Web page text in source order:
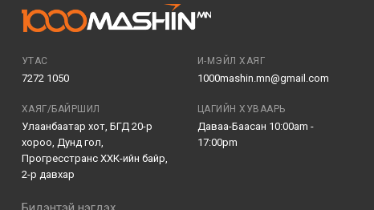
УТАС
7272 1050
И-МЭЙЛ ХАЯГ
1000mashin.mn@gmail.com
ХАЯГ/БАЙРШИЛ
Улаанбаатар хот, БГД 20-р
хороо, Дунд гол,
Прогресстранс ХХК-ийн байр,
2-р давхар
ЦАГИЙН ХУВААРЬ
Даваа-Баасан 10:00am -
17:00pm